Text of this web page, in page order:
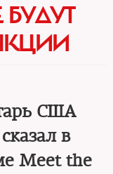
США
в
Meet the